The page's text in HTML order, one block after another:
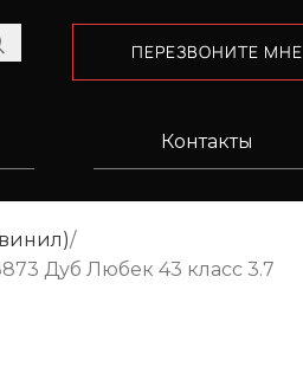
ПЕРЕЗВОНИТЕ МНЕ
Контакты
Дуб Любек 43 класс 3.7